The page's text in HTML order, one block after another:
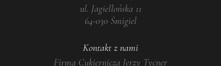
ul. Jagiellońska 11
64-030 Śmigiel
Kontakt z nami
Firma Cukiernicza Jerzy Tycner